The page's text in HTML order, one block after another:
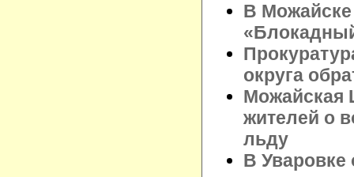
В
округа
Можайская
жителей о
льду
В